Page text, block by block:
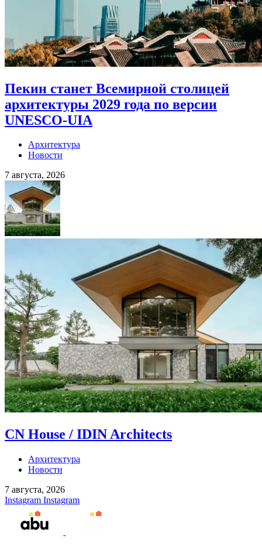
Пекин станет Всемирной столицей
архитектуры 2029 года по версии
UNESCO-UIA
Архитектура
Новости
7 августа, 2026
CN House / IDIN Architects
Архитектура
Новости
7 августа, 2026
Instagram Instagram